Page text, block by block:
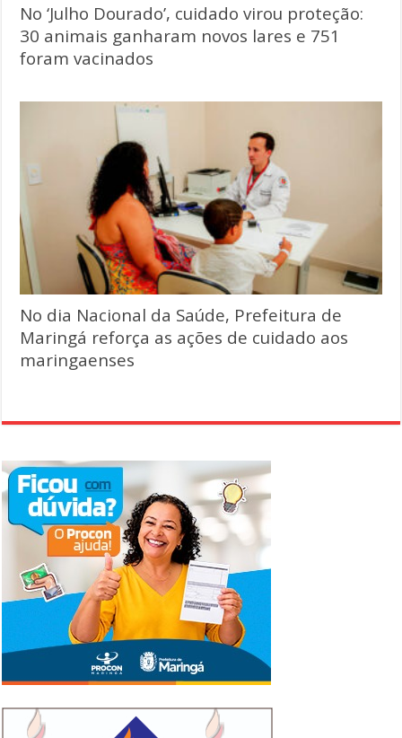
No ‘Julho Dourado’, cuidado virou proteção:
30 animais ganharam novos lares e 751
foram vacinados
No dia Nacional da Saúde, Prefeitura de
Maringá reforça as ações de cuidado aos
maringaenses